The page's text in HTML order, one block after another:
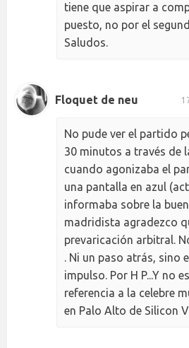
tiene que aspirar a
puesto, no por el
Saludos.
Floquet de neu
No pude ver el partido
30 minutos a través de
cuando agonizaba el
una pantalla en azul
informaba sobre la
madridista agradezco
prevaricación arbitral.
. Ni un paso atrás, sino
impulso. Por H P...Y no
referencia a la celebre
en Palo Alto de Silicon